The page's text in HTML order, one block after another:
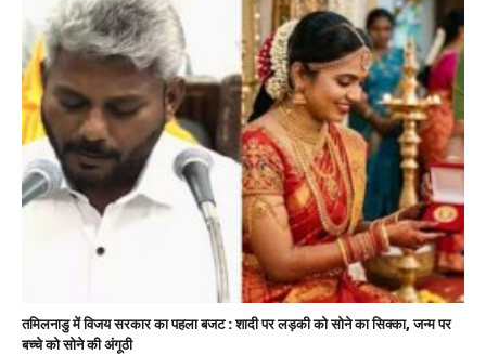
तमिलनाडु में विजय सरकार का पहला बजट : शादी पर लड़की को सोने का सिक्का, जन्म पर
बच्चे को सोने की अंगूठी